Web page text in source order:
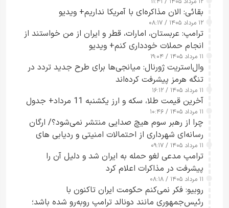
بقائی: الان مذاکره‌ای با آمریکا نداریم+ ویدیو
۱۲ مرداد ۱۴۰۵ / ۰۸:۱۷
ترامپ: عربستان، امارات، قطر و ایران از من خواستند از
انجام حملات خودداری کنم+ ویدیو
۱۱ مرداد ۱۴۰۵ / ۱۹:۰۴
وال‌استریت ژورنال: میانجی‌ها برای طرح جدید تردد در
تنگه هرمز پیشرفت کرده‌اند
۱۱ مرداد ۱۴۰۵ / ۱۶:۱۲
آخرین قیمت طلا، سکه و ارز یکشنبه 11 مرداد+ جدول
۱۱ مرداد ۱۴۰۵ / ۱۰:۴۶
چرا از رهبر سوم هیچ صدایی منتشر نمی‌شود؟/ ارگان
رسانه‌ای شهرداری از احتمالات امنیتی و ردیابی های
جاسوسی گفت
۱۱ مرداد ۱۴۰۵ / ۰۹:۱۷
ترامپ مدعی لغو حمله به ایران شد و دلیل آن را
پیشرفت در مذاکرات اعلام کرد
۱۱ مرداد ۱۴۰۵ / ۰۸:۱۸
روبیو: فکر نمی‌کنم حکومت ایران تاکنون با
رئیس‌جمهوری مانند دونالد ترامپ روبه‌رو شده باشد؛